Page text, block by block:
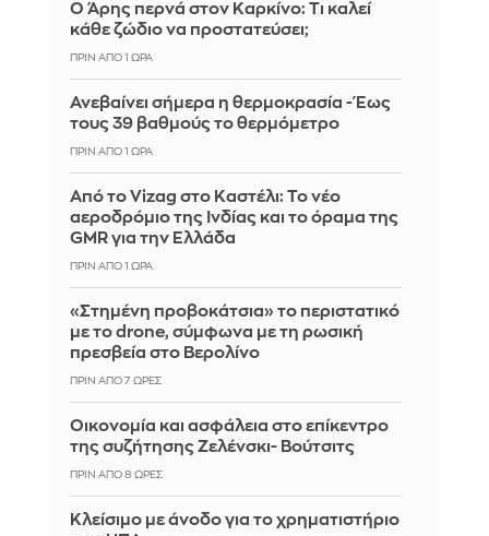
Ο Άρης περνά στον Καρκίνο: Τι καλεί
κάθε ζώδιο να προστατεύσει;
ΠΡΙΝ ΑΠΌ 1 ΏΡΑ
Ανεβαίνει σήμερα η θερμοκρασία - Έως
τους 39 βαθμούς το θερμόμετρο
ΠΡΙΝ ΑΠΌ 1 ΏΡΑ
Από το Vizag στο Καστέλι: Το νέο
αεροδρόμιο της Ινδίας και το όραμα της
GMR για την Ελλάδα
ΠΡΙΝ ΑΠΌ 1 ΏΡΑ
«Στημένη προβοκάτσια» το περιστατικό
με το drone, σύμφωνα με τη ρωσική
πρεσβεία στο Βερολίνο
ΠΡΙΝ ΑΠΌ 7 ΏΡΕΣ
Οικονομία και ασφάλεια στο επίκεντρο
της συζήτησης Ζελένσκι- Βούτσιτς
ΠΡΙΝ ΑΠΌ 8 ΏΡΕΣ
Κλείσιμο με άνοδο για το χρηματιστήριο